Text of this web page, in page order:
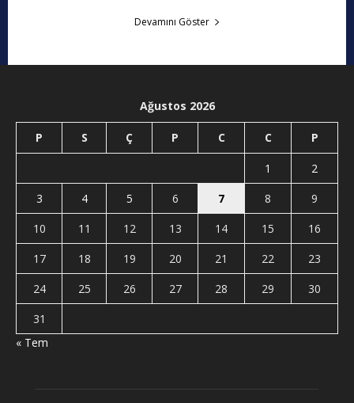
Devamını Göster
Ağustos 2026
P S Ç P C C P
1
2
3
4 5 6 7 8
9
10
11 12 13 14 15
16
17
18 19 20 21 22
23
24
25 26 27 28 29
30
31
« Tem